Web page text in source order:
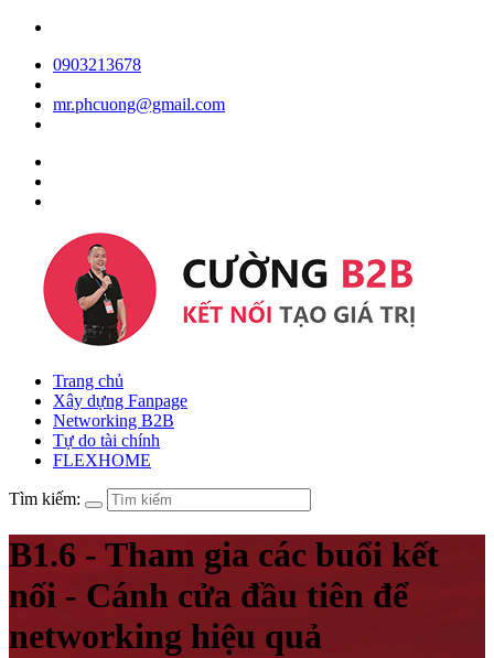
0903213678
mr.phcuong@gmail.com
Trang chủ
Xây dựng Fanpage
Networking B2B
Tự do tài chính
FLEXHOME
Tìm kiếm:
B1.6 - Tham gia các buổi kết
nối - Cánh cửa đầu tiên để
networking hiệu quả